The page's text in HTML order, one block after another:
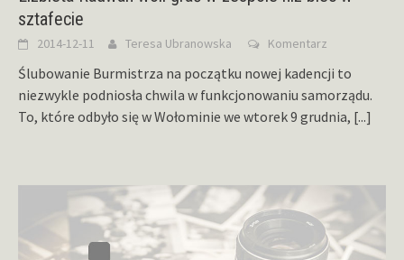
sztafecie
2014-12-11 Teresa Ubranowska Komentarz
Ślubowanie Burmistrza na początku nowej kadencji to
niezwykle podniosła chwila w funkcjonowaniu samorządu.
To, które odbyło się w Wołominie we wtorek 9 grudnia, [...]